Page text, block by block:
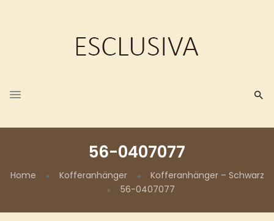
56-0407077
Home Kofferanhänger
Kofferanhänger – Schwarz
56-0407077